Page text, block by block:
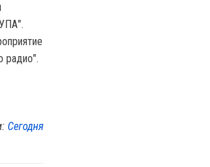
радио".
Сегодня